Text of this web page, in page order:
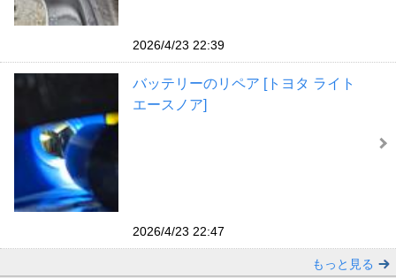
2026/4/23 22:39
バッテリーのリペア [トヨタ ライト
エースノア]
2026/4/23 22:47
もっと見る